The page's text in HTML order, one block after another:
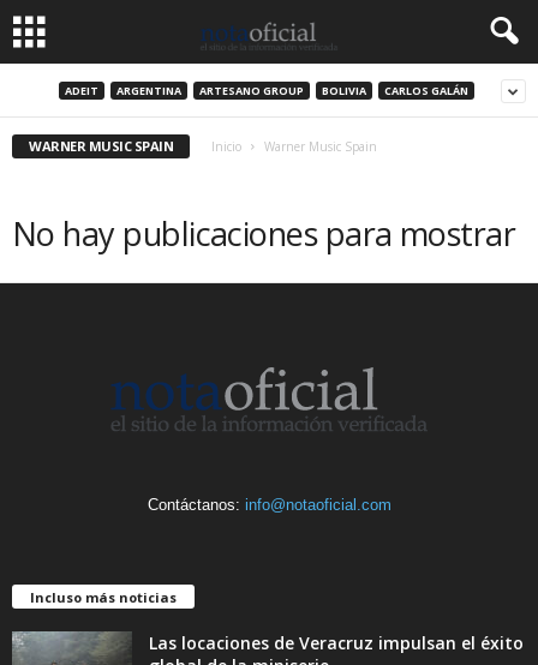
ADEIT ARGENTINA ARTESANO GROUP BOLIVIA CARLOS GALÁN
WARNER MUSIC SPAIN Inicio Warner Music Spain
No hay publicaciones para mostrar
Contáctanos: info@notaoficial.com
Incluso más noticias
Las locaciones de Veracruz impulsan el éxito